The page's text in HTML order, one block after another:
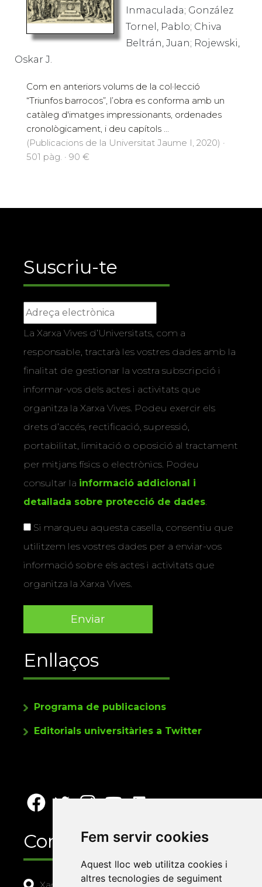
Fem servir cookies
Aquest lloc web utilitza cookies i
altres tecnologies de seguiment
Inmaculada; González
Tornel, Pablo; Chiva
Beltrán, Juan; Rojewski,
Oskar J.
Com en anteriors volums de la col·lecció
“Triunfos barrocos”, l’obra es conforma amb un
catàleg d'imatges impressionants, ordenades
cronològicament, i deu capítols ...
(Publicacions de la Universitat Jaume I, 2020) ·
501 pàg. · 90 €
Suscriu-te
La Xarxa Vives d’Universitats, com a
responsable, tractarà les vostres dades amb la
finalitat de gestionar la vostra subscripció i
informar-vos dels actes i activitats que
organitza la Xarxa Vives. Podeu exercir els
drets d’accés, rectificació, supressió,
portabilitat, limitació o oposició al tractament
per mitjans físics o electrònics. Podeu
consultar la informació addicional i
detallada sobre protecció de dades.
Si marqueu aquesta casella, consentiu que
utilitzem les vostres dades per a enviar-vos
informació sobre els actes i activitats que
organitza la Xarxa Vives.
Enllaços
Programa de publicacions
Editorials universitàries a Twitter
Contacte